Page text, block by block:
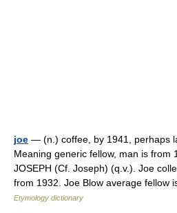
joe — (n.) coffee, by 1941, perhaps
Meaning generic fellow, man is from
JOSEPH (Cf. Joseph) (q.v.). Joe
from 1932. Joe Blow average
Etymology dictionary